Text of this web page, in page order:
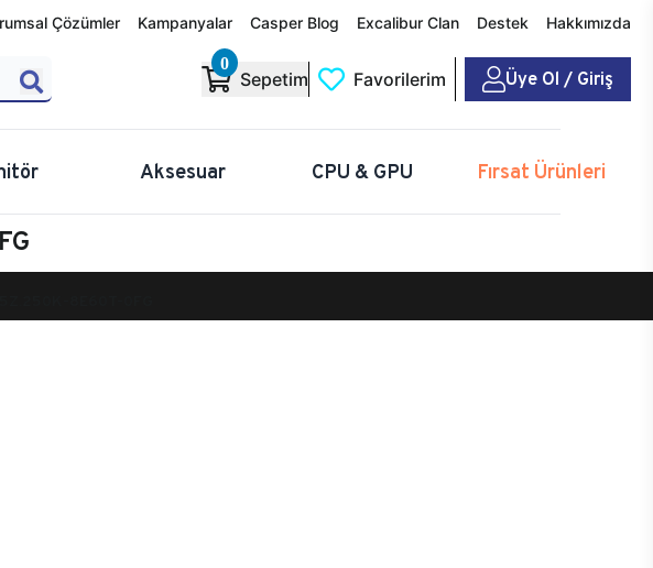
Çözümler Kampanyalar Casper Blog Excalibur Clan Destek Hakkımızda
0
Sepetim Favorilerim Üye Ol / Giriş
Aksesuar CPU & GPU Fırsat Ürünleri